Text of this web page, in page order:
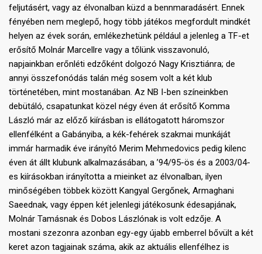
feljutásért, vagy az élvonalban küzd a bennmaradásért. Ennek
fényében nem meglepő, hogy több játékos megfordult mindkét
helyen az évek során, emlékezhetünk például a jelenleg a TF-et
erősítő Molnár Marcellre vagy a tőlünk visszavonuló,
napjainkban erőnléti edzőként dolgozó Nagy Krisztiánra; de
annyi összefonódás talán még sosem volt a két klub
történetében, mint mostanában. Az NB I-ben színeinkben
debütáló, csapatunkat közel négy éven át erősítő Komma
László már az előző kiírásban is ellátogatott háromszor
ellenfélként a Gabányiba, a kék-fehérek szakmai munkáját
immár harmadik éve irányító Merim Mehmedovics pedig kilenc
éven át állt klubunk alkalmazásában, a ’94/95-ös és a 2003/04-
es kiírásokban irányította a mieinket az élvonalban, ilyen
minőségében többek között Kangyal Gergőnek, Armaghani
Saeednak, vagy éppen két jelenlegi játékosunk édesapjának,
Molnár Tamásnak és Dobos Lászlónak is volt edzője. A
mostani szezonra azonban egy-egy újabb emberrel bővült a két
keret azon tagjainak száma, akik az aktuális ellenfélhez is